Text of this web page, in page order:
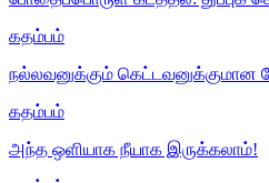
கதம்பம்
நல்லவனுக்கும் கெட்டவனுக்குமான
கதம்பம்
அந்த ஒளியாக நீயாக இருக்கலாம்!